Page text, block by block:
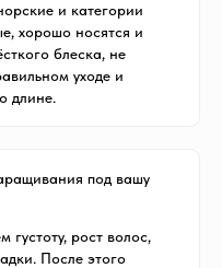
и категории
хорошо носятся и
блеска, не
уходе и
длине.
под вашу
рост волос,
После этого